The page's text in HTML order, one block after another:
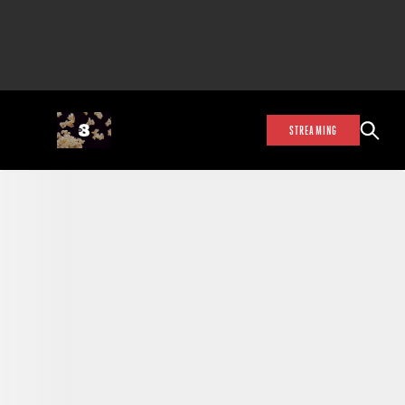
STREAMING